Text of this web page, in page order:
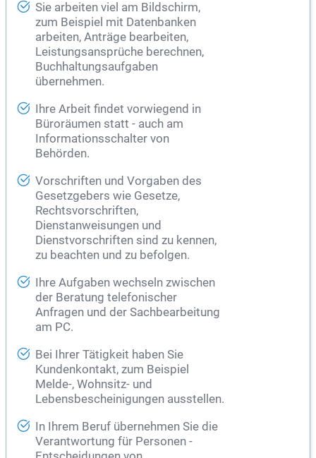
Sie arbeiten viel am Bildschirm,
zum Beispiel mit Datenbanken
arbeiten, Anträge bearbeiten,
Leistungsansprüche berechnen,
Buchhaltungsaufgaben
übernehmen.
Ihre Arbeit findet vorwiegend in
Büroräumen statt - auch am
Informationsschalter von
Behörden.
Vorschriften und Vorgaben des
Gesetzgebers wie Gesetze,
Rechtsvorschriften,
Dienstanweisungen und
Dienstvorschriften sind zu kennen,
zu beachten und zu befolgen.
Ihre Aufgaben wechseln zwischen
der Beratung telefonischer
Anfragen und der Sachbearbeitung
am PC.
Bei Ihrer Tätigkeit haben Sie
Kundenkontakt, zum Beispiel
Melde-, Wohnsitz- und
Lebensbescheinigungen ausstellen.
In Ihrem Beruf übernehmen Sie die
Verantwortung für Personen -